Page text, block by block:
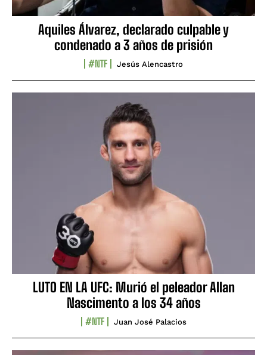
Aquiles Álvarez, declarado culpable y
condenado a 3 años de prisión
#NTF Jesús Alencastro
LUTO EN LA UFC: Murió el peleador Allan
Nascimento a los 34 años
#NTF Juan José Palacios